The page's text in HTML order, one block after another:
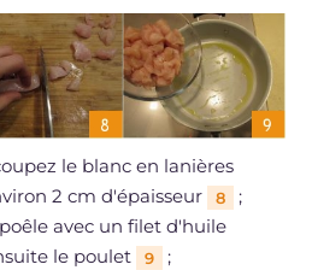
le blanc en lanières
2 cm d'épaisseur 8
;
avec un filet d'huile
le poulet
9 ;